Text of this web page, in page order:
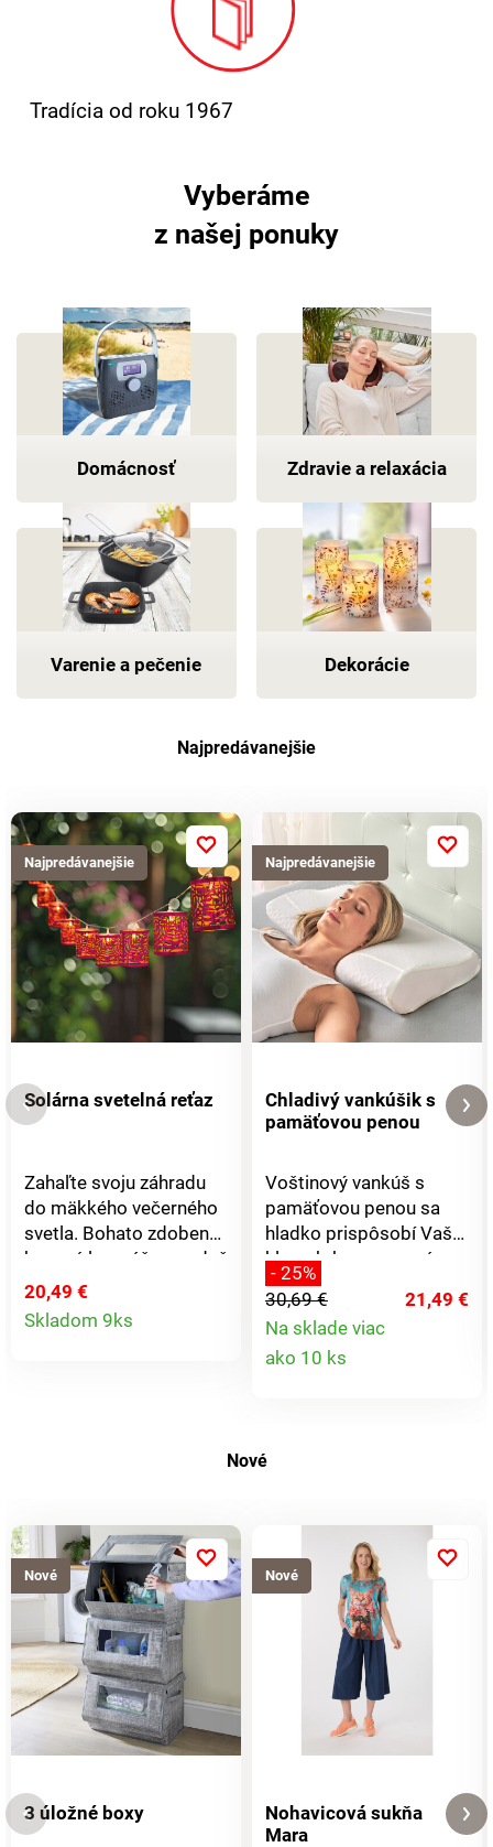
3
Tradícia od roku 1967
Vyberáme
z našej ponuky
Domácnosť Zdravie a relaxácia
Varenie a pečenie Dekorácie
Najpredávanejšie
Najpredávanejšie
Solárna svetelná reťaz
Zahaľte svoju záhradu
do mäkkého večerného
svetla. Bohato zdobené
kovové lampáše cez deň
uchovávajú energiu a
večer očaria atmosféru.
počasiu.
20,49 €
Skladom 9ks
Najpredávanejšie
Chladivý vankúšik s
pamäťovou penou
Voštinový vankúš s
pamäťovou penou sa
hladko prispôsobí Vašej
hlave, krku a ramenám,
zmierňuje tlak a
poskytuje optimálnu
oporu. Priedušná
obliečka na vankúš s
letných nocí.
- 25%
30,69 €
21,49 €
Na sklade viac
ako 10 ks
Nové
Nové
3 úložné boxy
Nové
Nohavicová sukňa
Mara